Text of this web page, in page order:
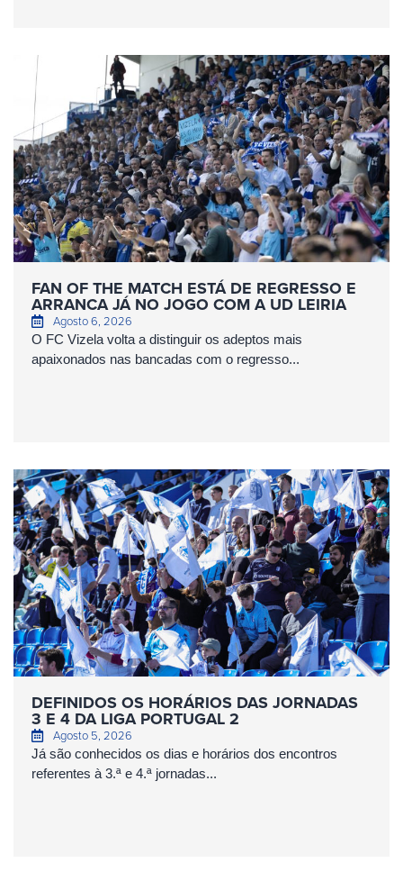
FAN OF THE MATCH ESTÁ DE REGRESSO E
ARRANCA JÁ NO JOGO COM A UD LEIRIA
Agosto 6, 2026
O FC Vizela volta a distinguir os adeptos mais
apaixonados nas bancadas com o regresso...
DEFINIDOS OS HORÁRIOS DAS JORNADAS
3 E 4 DA LIGA PORTUGAL 2
Agosto 5, 2026
Já são conhecidos os dias e horários dos encontros
referentes à 3.ª e 4.ª jornadas...